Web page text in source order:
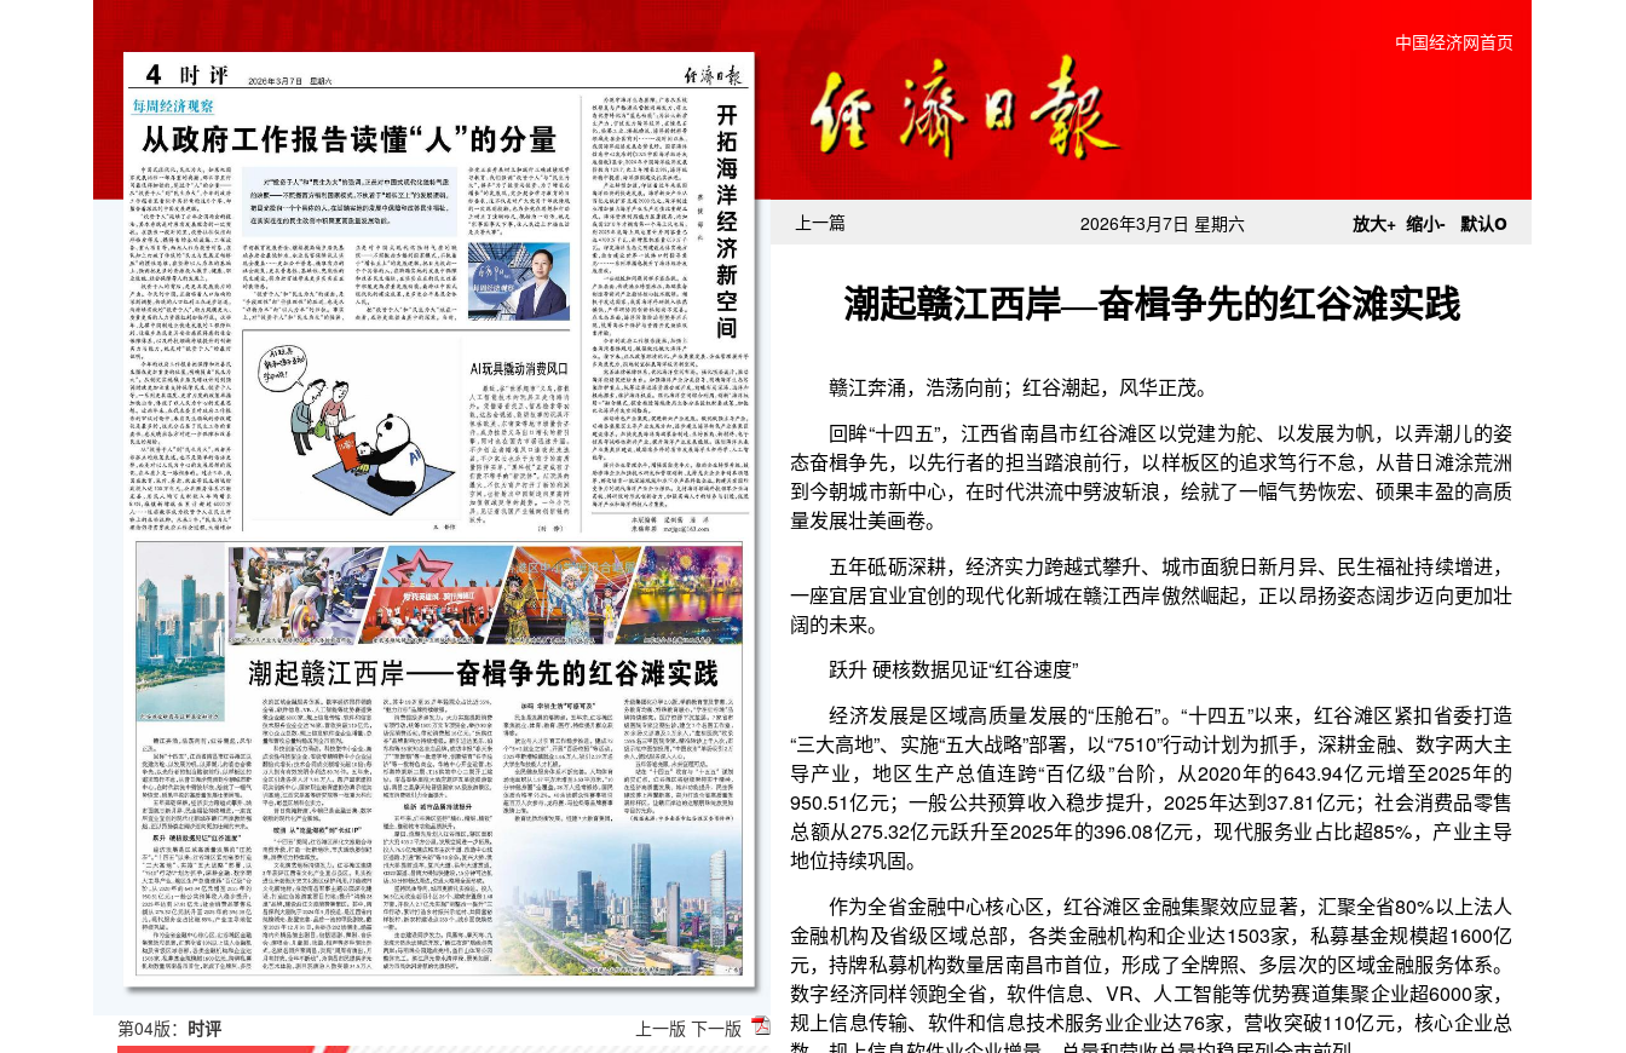
第04版： 时评 上一版 下一版
中国经济网首页
上一篇 2026年3月7日 星期六 放大+ 缩小- 默认o
潮起赣江西岸—奋楫争先的红谷滩实践
赣江奔涌，浩荡向前；红谷潮起，风华正茂。
回眸“十四五”，江西省南昌市红谷滩区以党建为舵、以发展为帆，以弄潮儿的姿
态奋楫争先，以先行者的担当踏浪前行，以样板区的追求笃行不怠，从昔日滩涂荒洲
到今朝城市新中心，在时代洪流中劈波斩浪，绘就了一幅气势恢宏、硕果丰盈的高质
量发展壮美画卷。
五年砥砺深耕，经济实力跨越式攀升、城市面貌日新月异、民生福祉持续增进，
一座宜居宜业宜创的现代化新城在赣江西岸傲然崛起，正以昂扬姿态阔步迈向更加壮
阔的未来。
跃升 硬核数据见证“红谷速度”
经济发展是区域高质量发展的“压舱石”。“十四五”以来，红谷滩区紧扣省委打造
“三大高地”、实施“五大战略”部署，以“7510”行动计划为抓手，深耕金融、数字两大主
导产业，地区生产总值连跨“百亿级”台阶，从2020年的643.94亿元增至2025年的
950.51亿元；一般公共预算收入稳步提升，2025年达到37.81亿元；社会消费品零售
总额从275.32亿元跃升至2025年的396.08亿元，现代服务业占比超85%，产业主导
地位持续巩固。
作为全省金融中心核心区，红谷滩区金融集聚效应显著，汇聚全省80%以上法人
金融机构及省级区域总部，各类金融机构和企业达1503家，私募基金规模超1600亿
元，持牌私募机构数量居南昌市首位，形成了全牌照、多层次的区域金融服务体系。
数字经济同样领跑全省，软件信息、VR、人工智能等优势赛道集聚企业超6000家，
规上信息传输、软件和信息技术服务业企业达76家，营收突破110亿元，核心企业总
数、规上信息软件业企业增量、总量和营收总量均稳居列全市前列。
科技创新活力涌动。科技型中小企业、高成长性科技型企业、省级专精特新中小
企业呈翻倍式增长；技术合同成交额增长超10倍；每万人拥有有效发明专利达80.76
件。五年来，全区引进各类人才7.81万人。落户国家虚拟现实创新中心、国家职业教
育虚拟仿真示范实训基地、江西求是高等研究院等一批重大科创平台，彰显区域科创